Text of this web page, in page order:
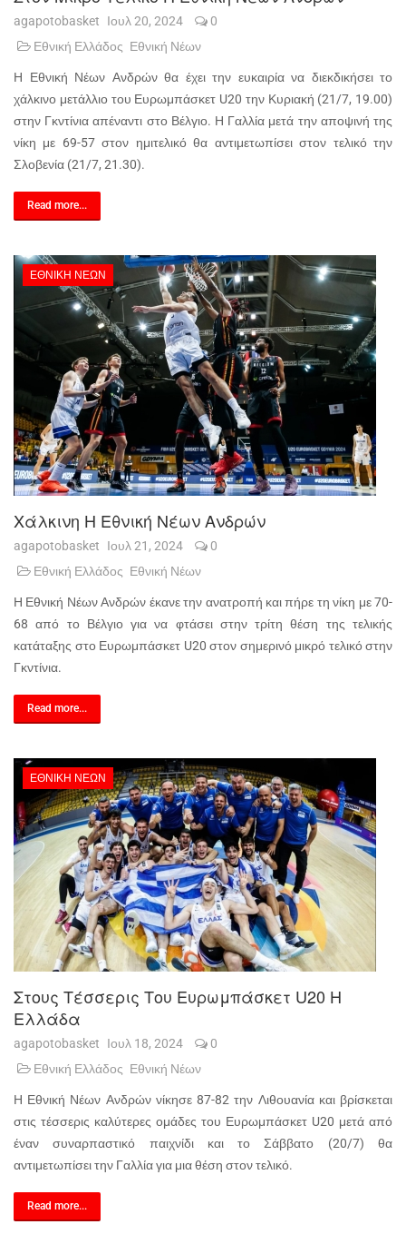
agapotobasket Ιουλ 20, 2024
0
Εθνική Ελλάδος Εθνική Νέων
Η Εθνική Νέων Ανδρών θα έχει την ευκαιρία να διεκδικήσει το
χάλκινο μετάλλιο του Ευρωμπάσκετ U20 την Κυριακή (21/7, 19.00)
στην Γκντίνια απέναντι στο Βέλγιο. Η Γαλλία μετά την αποψινή της
νίκη με 69-57 στον ημιτελικό θα αντιμετωπίσει στον τελικό την
Σλοβενία (21/7, 21.30).
Read more...
ΕΘΝΙΚΉ ΝΈΩΝ
Χάλκινη Η Εθνική Νέων Ανδρών
agapotobasket Ιουλ 21, 2024
0
Εθνική Ελλάδος Εθνική Νέων
Η Εθνική Νέων Ανδρών έκανε την ανατροπή και πήρε τη νίκη με 70-
68 από το Βέλγιο για να φτάσει στην τρίτη θέση της τελικής
κατάταξης στο Ευρωμπάσκετ U20 στον σημερινό μικρό τελικό στην
Γκντίνια.
Read more...
ΕΘΝΙΚΉ ΝΈΩΝ
Στους Τέσσερις Του Ευρωμπάσκετ U20 Η
Ελλάδα
agapotobasket Ιουλ 18, 2024
0
Εθνική Ελλάδος Εθνική Νέων
Η Εθνική Νέων Ανδρών νίκησε 87-82 την Λιθουανία και βρίσκεται
στις τέσσερις καλύτερες ομάδες του Ευρωμπάσκετ U20 μετά από
έναν συναρπαστικό παιχνίδι και το Σάββατο (20/7) θα
αντιμετωπίσει την Γαλλία για μια θέση στον τελικό.
Read more...